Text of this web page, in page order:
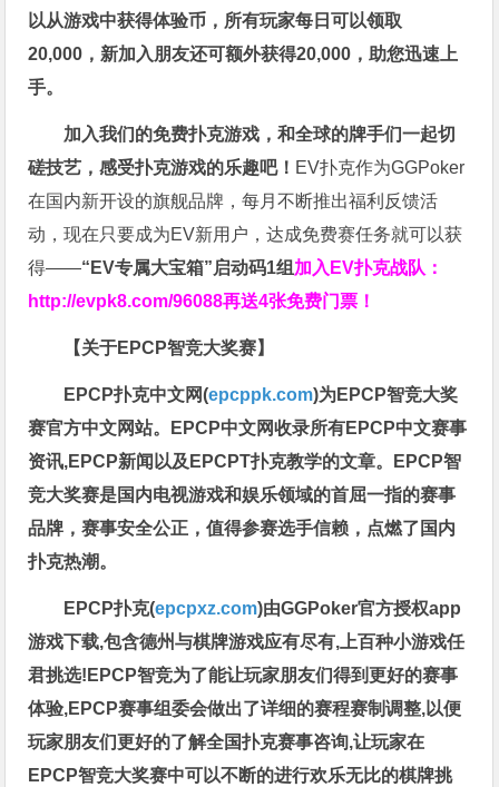
以从游戏中获得体验币，所有玩家每日可以领取
20,000，新加入朋友还可额外获得20,000，助您迅速上
手。
加入我们的免费扑克游戏，和全球的牌手们一起切
磋技艺，感受扑克游戏的乐趣吧！ EV扑克作为GGPoker
在国内新开设的旗舰品牌，每月不断推出福利反馈活
动，现在只要成为EV新用户，达成免费赛任务就可以获
得——“EV专属大宝箱”启动码1组 加入EV扑克战队：
http://evpk8.com/96088再送4张免费门票！
【关于EPCP智竞大奖赛】
EPCP扑克中文网(epcppk.com)为EPCP智竞大奖
赛官方中文网站。EPCP中文网收录所有EPCP中文赛事
资讯,EPCP新闻以及EPCPT扑克教学的文章。EPCP智
竞大奖赛是国内电视游戏和娱乐领域的首屈一指的赛事
品牌，赛事安全公正，值得参赛选手信赖，点燃了国内
扑克热潮。
EPCP扑克(epcpxz.com)由GGPoker官方授权app
游戏下载,包含德州与棋牌游戏应有尽有,上百种小游戏任
君挑选!EPCP智竞为了能让玩家朋友们得到更好的赛事
体验,EPCP赛事组委会做出了详细的赛程赛制调整,以便
玩家朋友们更好的了解全国扑克赛事咨询,让玩家在
EPCP智竞大奖赛中可以不断的进行欢乐无比的棋牌挑